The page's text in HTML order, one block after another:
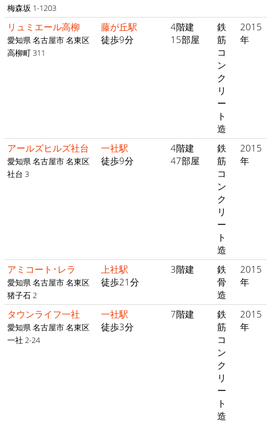
梅森坂 1-1203
リュミエール高柳
愛知県 名古屋市 名東区
高柳町 311
藤が丘駅
徒歩9分
4階建
15部屋
鉄
筋
コ
ン
ク
リ
ー
ト
造
2015
年
アールズヒルズ社台
愛知県 名古屋市 名東区
社台 3
一社駅
徒歩9分
4階建
47部屋
鉄
筋
コ
ン
ク
リ
ー
ト
造
2015
年
アミコート･レラ
愛知県 名古屋市 名東区
猪子石 2
上社駅
徒歩21分
3階建
鉄
骨
造
2015
年
タウンライフ一社
愛知県 名古屋市 名東区
一社 2-24
一社駅
徒歩3分
7階建
鉄
筋
コ
ン
ク
リ
ー
ト
造
2015
年